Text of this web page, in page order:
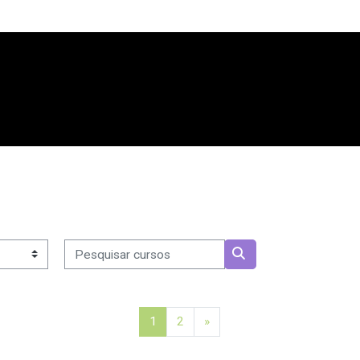
Pesquisar cursos
1
Página 1
2 Página 2
»Página seguinte